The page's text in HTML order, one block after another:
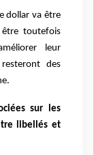
dollar va être
toutefois
leur
des
sur les
libellés et